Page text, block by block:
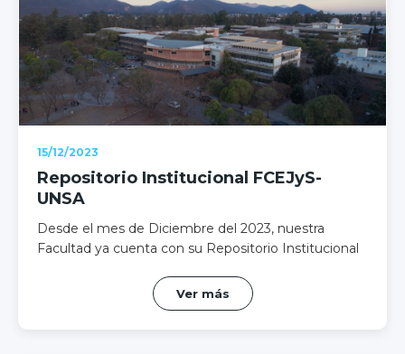
15/12/2023
Repositorio Institucional FCEJyS-
UNSA
Desde el mes de Diciembre del 2023, nuestra
Facultad ya cuenta con su Repositorio Institucional
Ver más